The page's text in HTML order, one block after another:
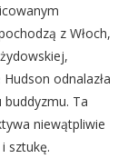
z Włoch,
odnalazła
Ta
niewątpliwie
sztukę.